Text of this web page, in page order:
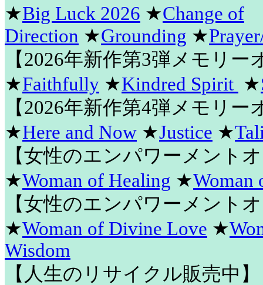
★Big Luck 2026 ★Change of
Direction ★Grounding ★
【2026年新作第3弾メモリー
★Faithfully ★Kindred Spirit ★
【2026年新作第4弾メモリー
★Here and Now ★Justice ★
【女性のエンパワーメント
★Woman of Healing ★Woman
【女性のエンパワーメント
★Woman of Divine Love ★
Wisdom
【人生のリサイクル販売中】